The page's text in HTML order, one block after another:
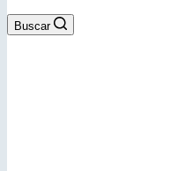
Buscar